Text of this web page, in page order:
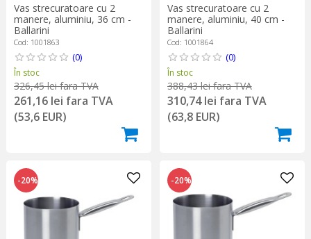
Vas strecuratoare cu 2
manere, aluminiu, 36 cm -
Ballarini
Cod: 1001863
(0)
În stoc
326,45 lei fara TVA
261,16 lei fara TVA
(53,6 EUR)
Vas strecuratoare cu 2
manere, aluminiu, 40 cm -
Ballarini
Cod: 1001864
(0)
În stoc
388,43 lei fara TVA
310,74 lei fara TVA
(63,8 EUR)
-20% -20%